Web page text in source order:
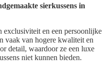
sierkussens in
exclusiviteit en een persoonlijke
vaak van hogere kwaliteit en
detail, waardoor ze een luxe
niet kunnen bieden.